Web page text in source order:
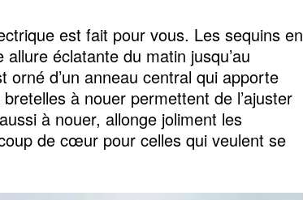
est fait pour vous. Les sequins en
éclatante du matin jusqu’au
d’un anneau central qui apporte
à nouer permettent de l’ajuster
à nouer, allonge joliment les
de cœur pour celles qui veulent se